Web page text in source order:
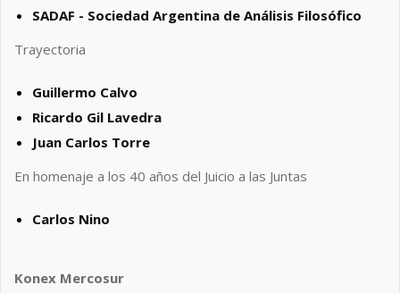
SADAF - Sociedad Argentina de Análisis Filosófico
Trayectoria
Guillermo Calvo
Ricardo Gil Lavedra
Juan Carlos Torre
En homenaje a los 40 años del Juicio a las Juntas
Carlos Nino
Konex Mercosur